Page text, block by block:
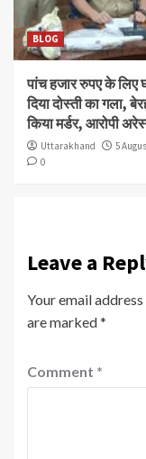
BLOG
पांच हजार रुपए के लिए
दिया दोस्ती का गला,
किया मर्डर, आरोपी
Uttarakhand
5
0
Leave a
Your email
are marked*
Comment *